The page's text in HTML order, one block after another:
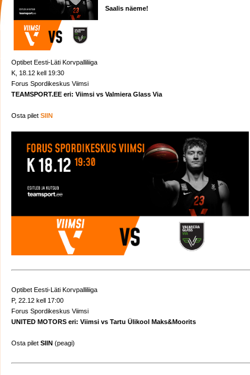
Saalis näeme!
Optibet Eesti-Läti Korvpalliliiga
K, 18.12 kell 19:30
Forus Spordikeskus Viimsi
TEAMSPORT.EE eri: Viimsi vs Valmiera Glass Via
Osta pilet SIIN
Optibet Eesti-Läti Korvpalliliiga
P, 22.12 kell 17:00
Forus Spordikeskus Viimsi
UNITED MOTORS eri: Viimsi vs Tartu Ülikool Maks&Moorits
Osta pilet SIIN (peagi)